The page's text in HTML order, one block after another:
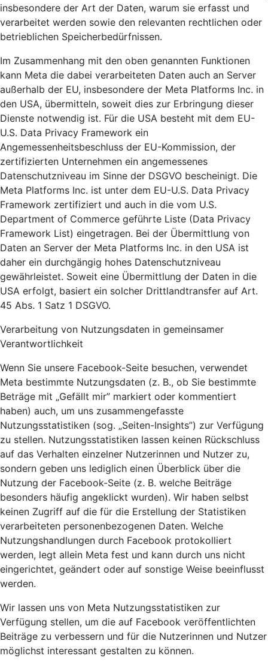
insbesondere der Art der Daten, warum sie erfasst und
verarbeitet werden sowie den relevanten rechtlichen oder
betrieblichen Speicherbedürfnissen.
Im Zusammenhang mit den oben genannten Funktionen
kann Meta die dabei verarbeiteten Daten auch an Server
außerhalb der EU, insbesondere der Meta Platforms Inc. in
den USA, übermitteln, soweit dies zur Erbringung dieser
Dienste notwendig ist. Für die USA besteht mit dem EU-
U.S. Data Privacy Framework ein
Angemessenheitsbeschluss der EU-Kommission, der
zertifizierten Unternehmen ein angemessenes
Datenschutzniveau im Sinne der DSGVO bescheinigt. Die
Meta Platforms Inc. ist unter dem EU-U.S. Data Privacy
Framework zertifiziert und auch in die vom U.S.
Department of Commerce geführte Liste (Data Privacy
Framework List) eingetragen. Bei der Übermittlung von
Daten an Server der Meta Platforms Inc. in den USA ist
daher ein durchgängig hohes Datenschutzniveau
gewährleistet. Soweit eine Übermittlung der Daten in die
USA erfolgt, basiert ein solcher Drittlandtransfer auf Art.
45 Abs. 1 Satz 1 DSGVO.
Verarbeitung von Nutzungsdaten in gemeinsamer
Verantwortlichkeit
Wenn Sie unsere Facebook-Seite besuchen, verwendet
Meta bestimmte Nutzungsdaten (z. B., ob Sie bestimmte
Beträge mit „Gefällt mir” markiert oder kommentiert
haben) auch, um uns zusammengefasste
Nutzungsstatistiken (sog. „Seiten-Insights”) zur Verfügung
zu stellen. Nutzungsstatistiken lassen keinen Rückschluss
auf das Verhalten einzelner Nutzerinnen und Nutzer zu,
sondern geben uns lediglich einen Überblick über die
Nutzung der Facebook-Seite (z. B. welche Beiträge
besonders häufig angeklickt wurden). Wir haben selbst
keinen Zugriff auf die für die Erstellung der Statistiken
verarbeiteten personenbezogenen Daten. Welche
Nutzungshandlungen durch Facebook protokolliert
werden, legt allein Meta fest und kann durch uns nicht
eingerichtet, geändert oder auf sonstige Weise beeinflusst
werden.
Wir lassen uns von Meta Nutzungsstatistiken zur
Verfügung stellen, um die auf Facebook veröffentlichten
Beiträge zu verbessern und für die Nutzerinnen und Nutzer
möglichst interessant gestalten zu können.